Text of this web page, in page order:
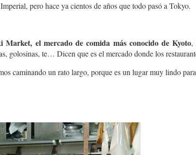
pero hace ya cientos de años que todo pasó a Tokyo.
el mercado de comida más conocido de Kyoto,
golosinas, te… Dicen que es el mercado donde los
caminando un rato largo, porque es un lugar muy lindo